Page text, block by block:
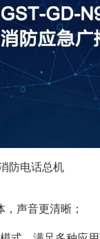
防电话总机
声音更清晰；